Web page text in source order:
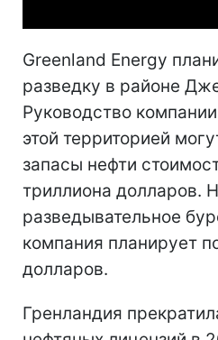
Greenland Energy
разведку в районе
Руководство
этой территорией
запасы нефти
триллиона долларов.
разведывательное
компания планирует
долларов.
Гренландия